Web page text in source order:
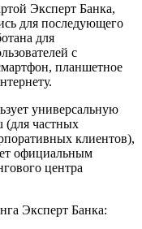
Эксперт Банка,
для последующего
для
с
планшетное
универсальную
(для частных
клиентов),
официальным
центра
Эксперт Банка: